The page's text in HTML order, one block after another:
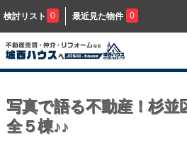
検討リスト 0 最近見た物件 0
写真で語る不動産！杉並
全５棟♪♪